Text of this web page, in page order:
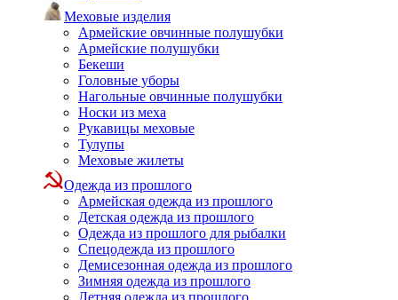
Меховые изделия
Армейские овчинные полушубки
Армейские полушубки
Бекеши
Головные уборы
Нагольные овчинные полушубки
Носки из меха
Рукавицы меховые
Тулупы
Меховые жилеты
Одежда из прошлого
Армейская одежда из прошлого
Детская одежда из прошлого
Одежда из прошлого для рыбалки
Спецодежда из прошлого
Демисезонная одежда из прошлого
Зимняя одежда из прошлого
Летняя одежда из прошлого